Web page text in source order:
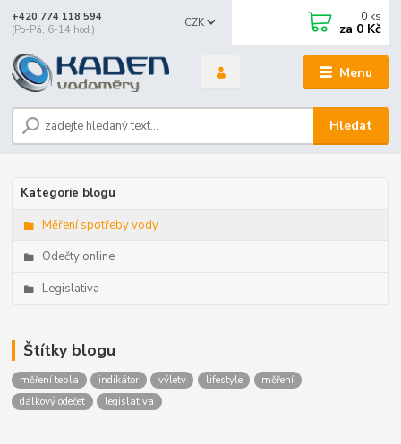
Menu
CZK
Hledat
+420 774 118 594
(Po-Pá, 6-14 hod.)
0 ks
za 0 Kč
Kategorie blogu
Měření spotřeby vody
Odečty online
Legislativa
Štítky blogu
měření tepla indikátor výlety lifestyle
měření
dálkový odečet
legislativa